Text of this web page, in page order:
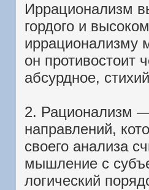
Иррационализм
гордого и
иррационализму
он противостоит
абсурдное,
2. Рационализм
направлений,
своего анализа
мышление с
логический